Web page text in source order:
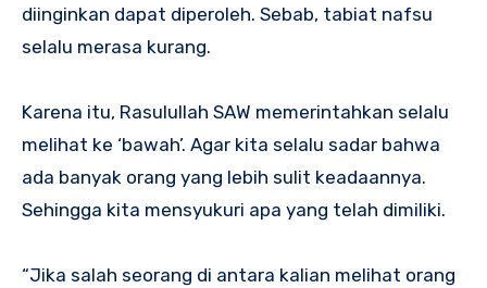
diinginkan dapat diperoleh. Sebab, tabiat nafsu
selalu merasa kurang.
Karena itu, Rasulullah SAW memerintahkan selalu
melihat ke ‘bawah’. Agar kita selalu sadar bahwa
ada banyak orang yang lebih sulit keadaannya.
Sehingga kita mensyukuri apa yang telah dimiliki.
“Jika salah seorang di antara kalian melihat orang